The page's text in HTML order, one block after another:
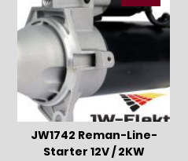
JW1742 Reman-Line-
Starter 12V / 2KW